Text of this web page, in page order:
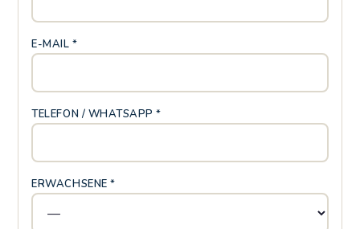
E-MAIL *
TELEFON / WHATSAPP *
ERWACHSENE *